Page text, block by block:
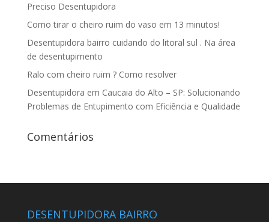
Preciso Desentupidora
Como tirar o cheiro ruim do vaso em 13 minutos!
Desentupidora bairro cuidando do litoral sul . Na área
de desentupimento
Ralo com cheiro ruim ? Como resolver
Desentupidora em Caucaia do Alto – SP: Solucionando
Problemas de Entupimento com Eficiência e Qualidade
Comentários
DESENTUPIDORA BAIRRO